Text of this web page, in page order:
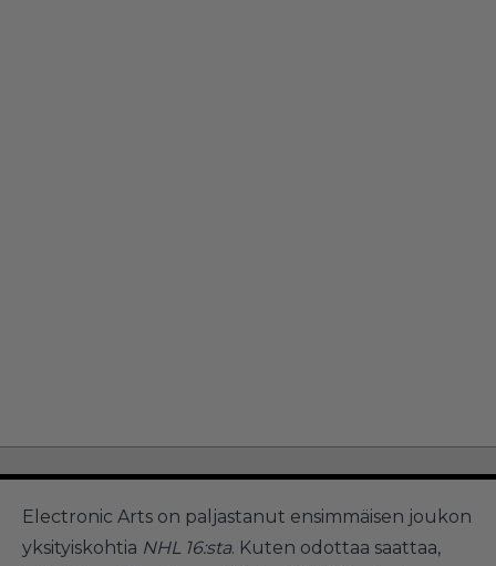
Electronic Arts on paljastanut ensimmäisen joukon
yksityiskohtia NHL 16:sta. Kuten odottaa saattaa,